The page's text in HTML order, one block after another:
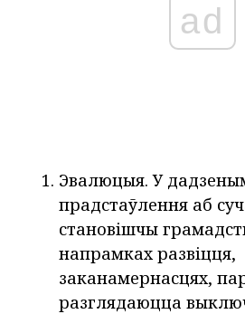
ad
Эвалюцыя. У
прадстаўлення аб
становішчы
напрамках развіцця,
заканамернасцях,
разглядаюцца